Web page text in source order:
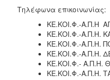
Παντοπωλείο
Ισότητα
των
Φύλων
Υγεία
Αυτόματοι
Τηλέφωνα επικοινωνίας:
ΚΕ.ΚΟΙ.Φ.-Α.Π.Η
ΚΕ.ΚΟΙ.Φ.-Α.Π.Η.
ΚΕ.ΚΟΙ.Φ.-Α.Π.Η.
ΚΕ.ΚΟΙ.Φ.-Α.Π.Η.
ΚΕ.ΚΟΙ.Φ.- Α.Π.Η.
ΚΕ.ΚΟΙ.Φ.-Α.Π.Η.